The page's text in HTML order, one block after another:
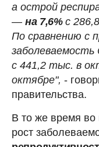
а острой
— на 7,6%с
По сравнению с
с 441,2 тыс. в
октябре", -
правительства.
В то же время во
рост